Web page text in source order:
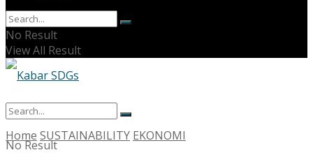
No Result
View All Result
No Result
Home SUSTAINABILITY EKONOMI